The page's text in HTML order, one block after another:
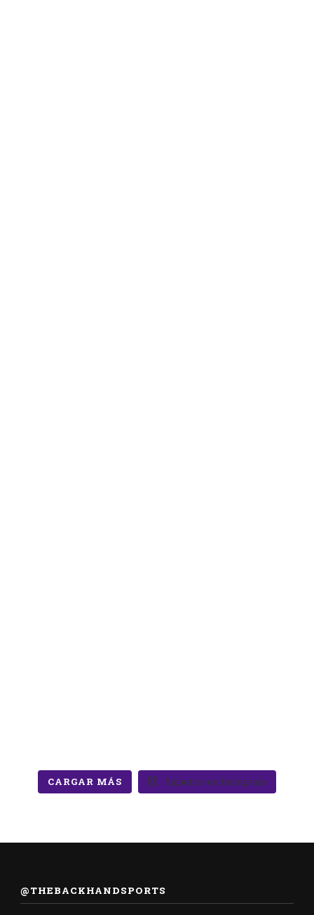
CARGAR MÁS Síguenos en Instagram
@THEBACKHANDSPORTS